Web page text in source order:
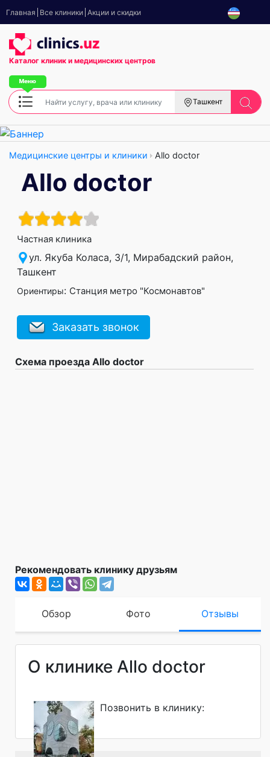
Главная Все клиники Акции и скидки
Каталог клиник и медицинских центров
Ташкент
Медицинские центры и клиники Allo doctor
Allo doctor
Частная клиника
ул. Якуба Коласа, 3/1, Мирабадский район,
Ташкент
Ориентиры: Станция метро "Космонавтов"
Заказать звонок
Схема проезда Allo doctor
Рекомендовать клинику друзьям
Обзор Фото Отзывы
О клинике Allo doctor
Позвонить в клинику: